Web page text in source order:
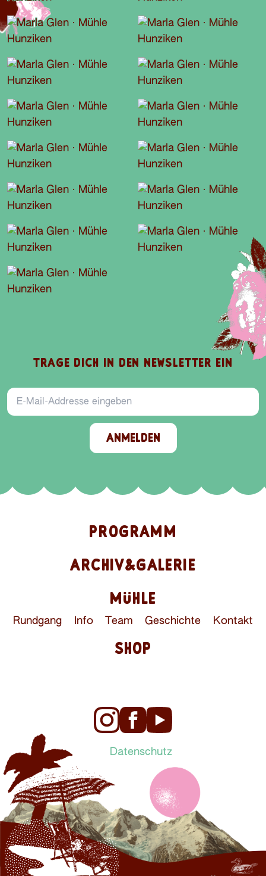
TRAGE DICH IN DEN NEWSLETTER EIN
E-Mail-Addresse
ANMELDEN
PROGRAMM
ARCHIV&GALERIE
MÜHLE
Rundgang Info Team Geschichte Kontakt
SHOP
Datenschutz